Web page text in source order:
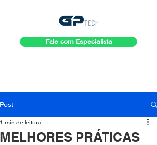
Fale com Especialista
Post
MELHORES PRÁTICAS
1 min de leitura